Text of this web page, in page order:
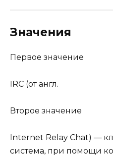
Значения
Первое значение
IRC (от англ.
Второе значение
Internet Relay Chat) —
система, при помощи